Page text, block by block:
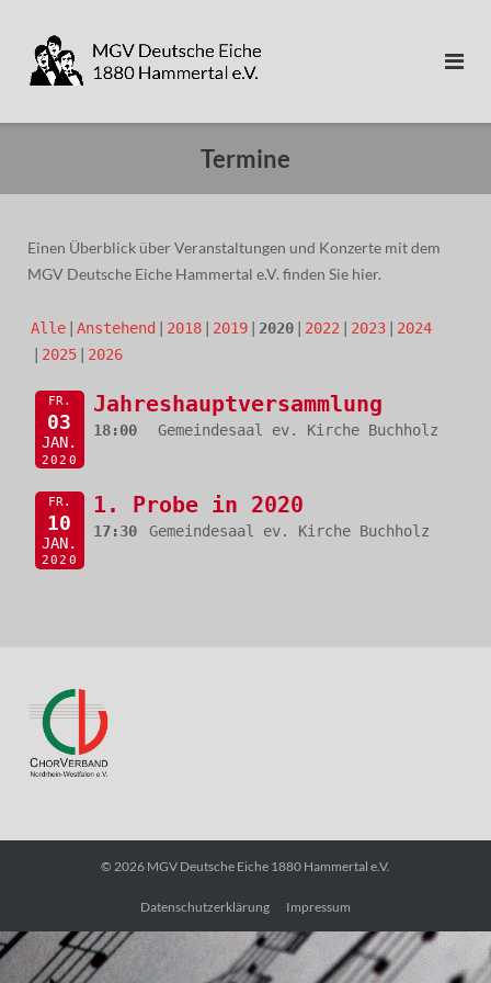
Inhalt
Termine
Einen Überblick über Veranstaltungen und Konzerte mit dem
MGV Deutsche Eiche Hammertal e.V. finden Sie hier.
Alle Anstehend 2018 2019 2020 2022 2023
2024
2025
2026
FR.
03
JAN.
2020
Jahreshauptversammlung
18:00 Gemeindesaal ev. Kirche Buchholz
FR.
10
JAN.
2020
1. Probe in 2020
17:30 Gemeindesaal ev. Kirche Buchholz
© 2026 MGV Deutsche Eiche 1880 Hammertal e.V.
Datenschutzerklärung Impressum